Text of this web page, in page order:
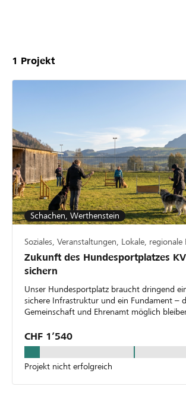
Projekte
1 Projekt
Schachen, Werthenstein
Zukunft des Hundesportplatzes
sichern
Unser Hundesportplatz braucht dringend
sichere Infrastruktur und ein Fundament –
Gemeinschaft und Ehrenamt möglich
CHF 1’540
Projekt nicht erfolgreich